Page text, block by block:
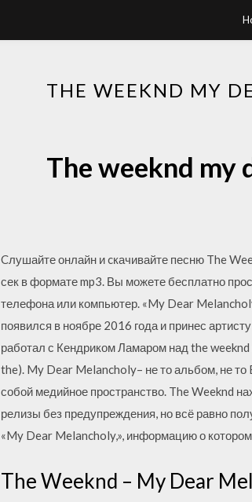
THE WEEKND MY
The weeknd my
Cлушайте онлайн и cкачивайте песню The
сек в формате mp3. Вы можете бесплатно
телефона или компьютер. «My Dear
появился в ноябре 2016 года и принес
работал с Кендриком Ламаром над the
the). My Dear Melancholy– не то альбом, не то
собой медийное пространство. The Weeknd
релизы без предупреждения, но всё равно
«My Dear Melancholy,», информацию о
The Weeknd – My Dear